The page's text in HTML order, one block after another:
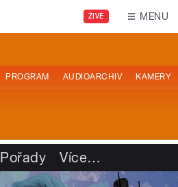
ŽIVĚ MENU
PROGRAM AUDIOARCHIV KAMERY
Pořady Více…